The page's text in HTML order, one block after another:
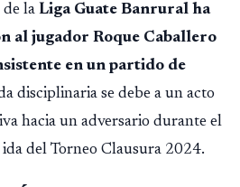
la Liga Guate Banrural ha
al jugador Roque Caballero
en un partido de
disciplinaria se debe a un acto
hacia un adversario durante el
del Torneo Clausura 2024.